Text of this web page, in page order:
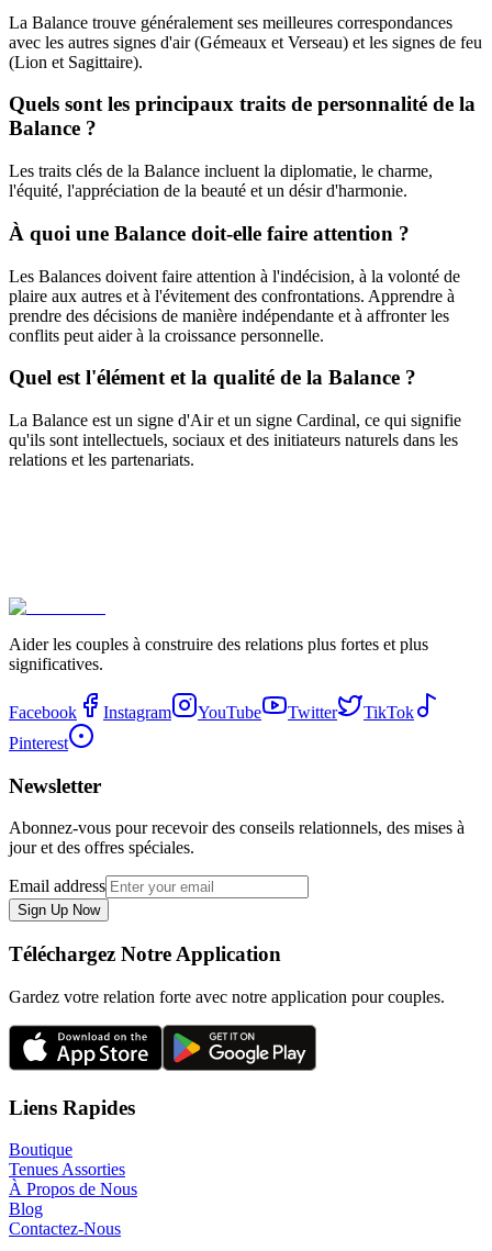
La Balance trouve généralement ses meilleures correspondances
avec les autres signes d'air (Gémeaux et Verseau) et les signes de feu
(Lion et Sagittaire).
Quels sont les principaux traits de personnalité de la
Balance ?
Les traits clés de la Balance incluent la diplomatie, le charme,
l'équité, l'appréciation de la beauté et un désir d'harmonie.
À quoi une Balance doit-elle faire attention ?
Les Balances doivent faire attention à l'indécision, à la volonté de
plaire aux autres et à l'évitement des confrontations. Apprendre à
prendre des décisions de manière indépendante et à affronter les
conflits peut aider à la croissance personnelle.
Quel est l'élément et la qualité de la Balance ?
La Balance est un signe d'Air et un signe Cardinal, ce qui signifie
qu'ils sont intellectuels, sociaux et des initiateurs naturels dans les
relations et les partenariats.
Aider les couples à construire des relations plus fortes et plus
significatives.
Facebook Instagram YouTube Twitter
TikTok
Pinterest
Newsletter
Abonnez-vous pour recevoir des conseils relationnels, des mises à
jour et des offres spéciales.
Email address
Sign Up Now
Téléchargez Notre Application
Gardez votre relation forte avec notre application pour couples.
Liens Rapides
Boutique
Tenues Assorties
À Propos de Nous
Blog
Contactez-Nous